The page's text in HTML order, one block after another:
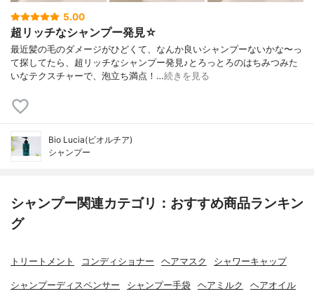
5.00
超リッチなシャンプー発見☆
最近髪の毛のダメージがひどくて、なんか良いシャンプーないかな〜っ
て探してたら、超リッチなシャンプー発見♪とろっとろのはちみつみた
いなテクスチャーで、泡立ち満点！…続きを見る
Bio Lucia(ビオルチア)
シャンプー
シャンプー関連カテゴリ：おすすめ商品ランキン
グ
トリートメント コンディショナー ヘアマスク シャワーキャップ
シャンプーディスペンサー シャンプー手袋 ヘアミルク ヘアオイル